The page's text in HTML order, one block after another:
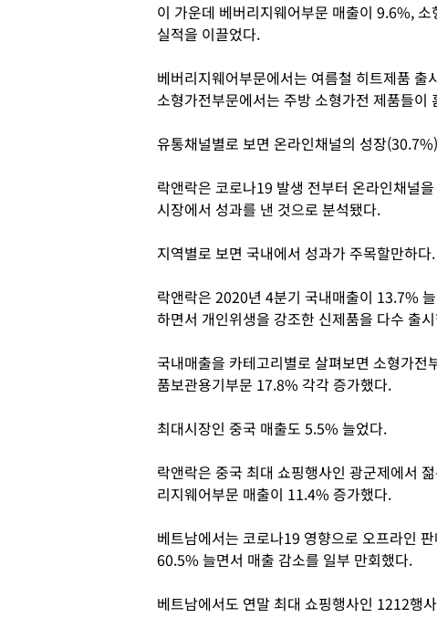
이 가운데 베버리지웨어부문 매출이 9.6%,
실적을 이끌었다.
베버리지웨어부문에서는 여름철 히트제품
소형가전부문에서는 주방 소형가전 제품들이
유통채널별로 보면 온라인채널의 성장
락앤락은 코로나19 발생 전부터 온라인채널
시장에서 성과를 낸 것으로 분석됐다.
지역별로 보면 국내에서 성과가 주목할만하다.
락앤락은 2020년 4분기 국내매출이 13.7%
하면서 개인위생을 강조한 신제품을 다수 출
국내매출을 카테고리별로 살펴보면 소형가
품보관용기부문 17.8% 각각 증가했다.
최대시장인 중국 매출도 5.5% 늘었다.
락앤락은 중국 최대 쇼핑행사인 광군제에서
리지웨어부문 매출이 11.4% 증가했다.
베트남에서는 코로나19 영향으로 오프라인
60.5% 늘면서 매출 감소를 일부 만회했다.
베트남에서도 연말 최대 쇼핑행사인 1212행